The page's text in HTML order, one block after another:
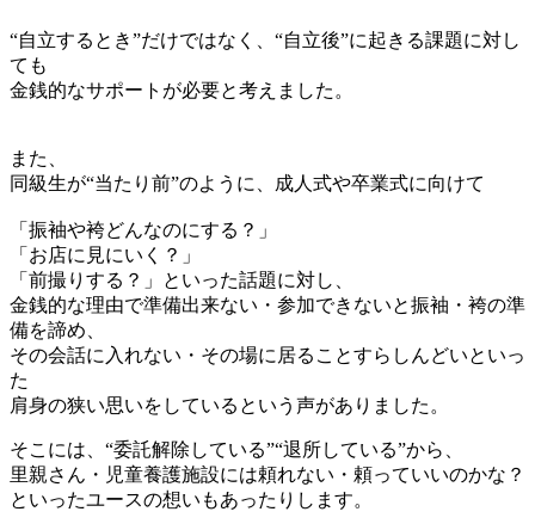
“自立するとき”だけではなく、“自立後”に起きる課題に対し
ても
金銭的なサポートが必要と考えました。
また、
同級生が“当たり前”のように、成人式や卒業式に向けて
「振袖や袴どんなのにする？」
「お店に見にいく？」
「前撮りする？」といった話題に対し、
金銭的な理由で準備出来ない・参加できないと振袖・袴の準
備を諦め、
その会話に入れない・その場に居ることすらしんどいといっ
た
肩身の狭い思いをしているという声がありました。
そこには、“委託解除している”“退所している”から、
里親さん・児童養護施設には頼れない・頼っていいのかな？
といったユースの想いもあったりします。